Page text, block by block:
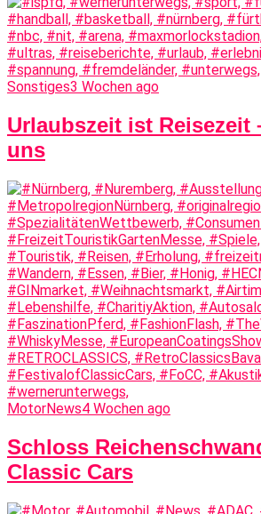
Sonstiges3 Wochen ago
Urlaubszeit ist Reisezeit
uns
MotorNews4 Wochen ago
Schloss
Classic Cars